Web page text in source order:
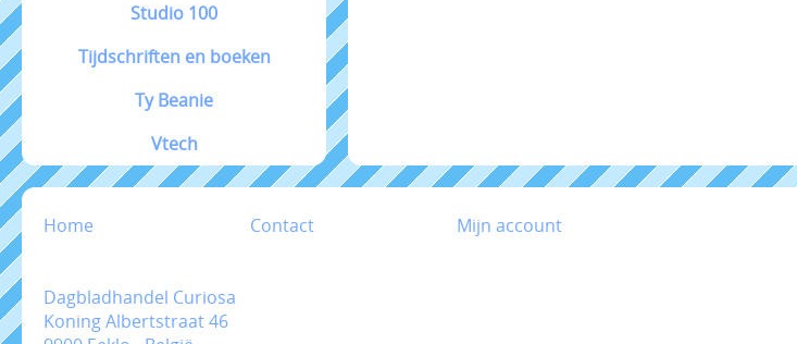
Studio 100
Tijdschriften en boeken
Ty Beanie
Vtech
Home Contact Mijn account
Dagbladhandel Curiosa
Koning Albertstraat 46